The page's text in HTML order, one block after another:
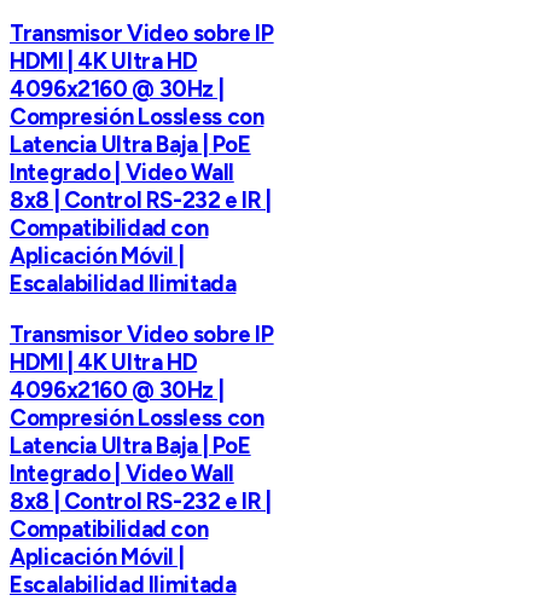
Transmisor Video sobre IP
HDMI | 4K Ultra HD
4096x2160 @ 30Hz |
Compresión Lossless con
Latencia Ultra Baja | PoE
Integrado | Video Wall
8x8 | Control RS-232 e IR |
Compatibilidad con
Aplicación Móvil |
Escalabilidad Ilimitada
Transmisor Video sobre IP
HDMI | 4K Ultra HD
4096x2160 @ 30Hz |
Compresión Lossless con
Latencia Ultra Baja | PoE
Integrado | Video Wall
8x8 | Control RS-232 e IR |
Compatibilidad con
Aplicación Móvil |
Escalabilidad Ilimitada